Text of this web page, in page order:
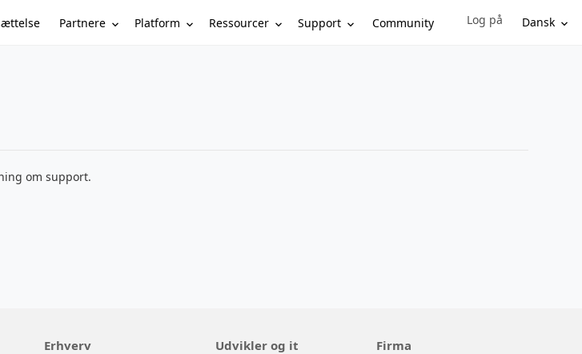
Partnere Platform Ressourcer Support Community Sign in to your account
Log på Dansk
om support.
Erhverv Udvikler og it Firma